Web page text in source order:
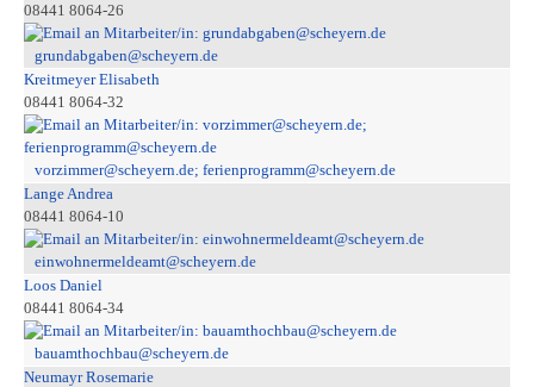
08441 8064-26
grundabgaben@scheyern.de
Kreitmeyer Elisabeth
08441 8064-32
vorzimmer@scheyern.de; ferienprogramm@scheyern.de
Lange Andrea
08441 8064-10
einwohnermeldeamt@scheyern.de
Loos Daniel
08441 8064-34
bauamthochbau@scheyern.de
Neumayr Rosemarie